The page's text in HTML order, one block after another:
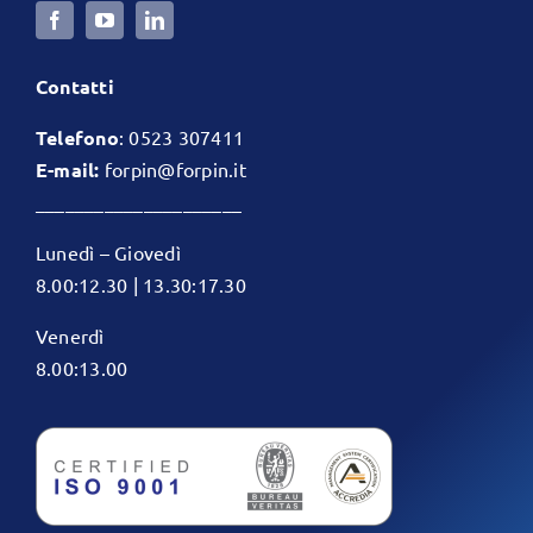
Contatti
Telefono:0523 307411
E-mail: forpin@forpin.it
Lunedì – Giovedì
8.00:12.30 | 13.30:17.30
Venerdì
8.00:13.00